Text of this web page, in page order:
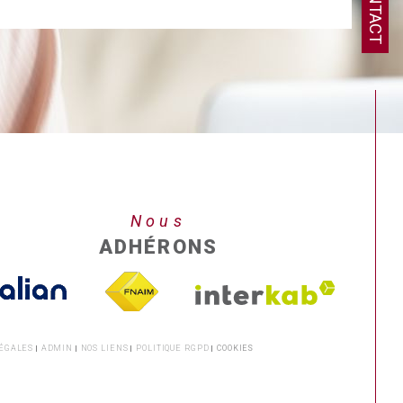
Nous
ADHÉRONS
ADMIN NOS LIENS POLITIQUE RGPD COOKIES